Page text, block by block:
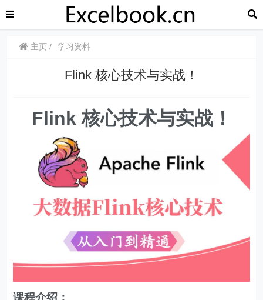
主页 学习资料
Flink 核心技术与实战！
Flink 核心技术与实战！
课程介绍：